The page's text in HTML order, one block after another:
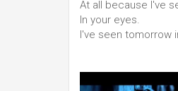
At all because I've
In your eyes.
I've seen tomorrow